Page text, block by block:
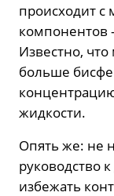
происходит
компонентов
Известно,
больше
жидкости.
Опять же: не
руководство
избежать